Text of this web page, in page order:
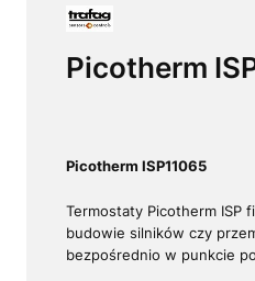
Picotherm
Picotherm ISP11065
Termostaty Picotherm ISP
budowie silników czy
bezpośrednio w punkcie